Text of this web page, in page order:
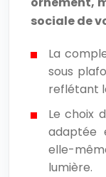
sociale de
La
sous
reflétant
Le choix
adaptée
elle-
lumière.